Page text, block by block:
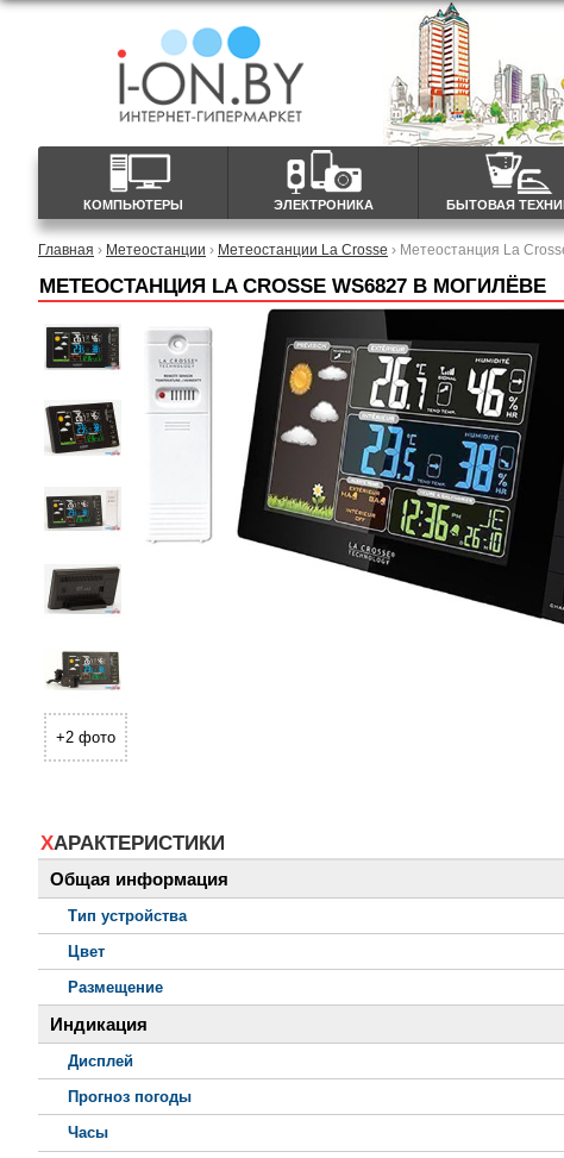
КОМПЬЮТЕРЫ ЭЛЕКТРОНИКА БЫТОВАЯ
Главная › Метеостанции › Метеостанции La Crosse › Метеостанция La
МЕТЕОСТАНЦИЯ LA CROSSE WS6827 В МОГИЛЁВЕ
+2 фото
ХАРАКТЕРИСТИКИ
Общая информация
Тип устройства
Цвет
Размещение
Индикация
Дисплей
Прогноз погоды
Часы